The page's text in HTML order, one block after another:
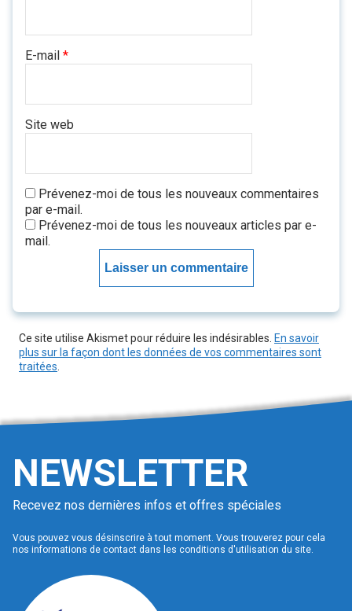
E-mail *
Site web
Prévenez-moi de tous les nouveaux commentaires
par e-mail.
Prévenez-moi de tous les nouveaux articles par e-
mail.
Ce site utilise Akismet pour réduire les indésirables. En savoir
plus sur la façon dont les données de vos commentaires sont
traitées
NEWSLETTER
Recevez nos dernières infos et offres spéciales
Vous pouvez vous désinscrire à tout moment. Vous trouverez pour cela
nos informations de contact dans les conditions d'utilisation du site.